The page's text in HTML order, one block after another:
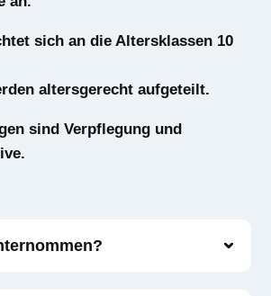
sich an die Altersklassen 10
altersgerecht aufgeteilt.
sind Verpflegung und